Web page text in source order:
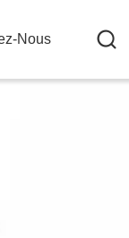
Nous